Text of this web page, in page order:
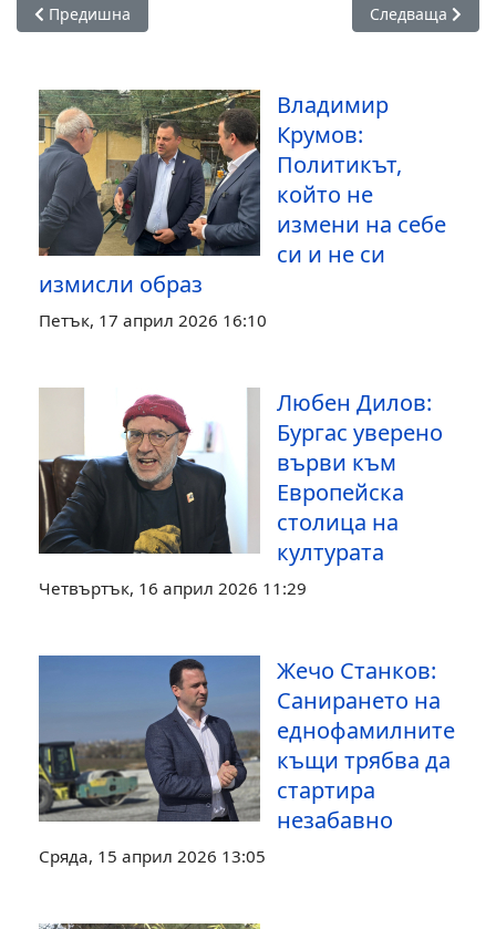
Предишна статия: Жечо Станков: Санирането на
Предишна Следваща
Следваща
Владимир
Крумов:
Политикът,
който не
измени на себе
си и не си
измисли образ
Петък, 17 април 2026 16:10
Любен Дилов:
Бургас уверено
върви към
Европейска
столица на
културата
Четвъртък, 16 април 2026 11:29
Жечо Станков:
Санирането на
еднофамилните
къщи трябва да
стартира
незабавно
Сряда, 15 април 2026 13:05